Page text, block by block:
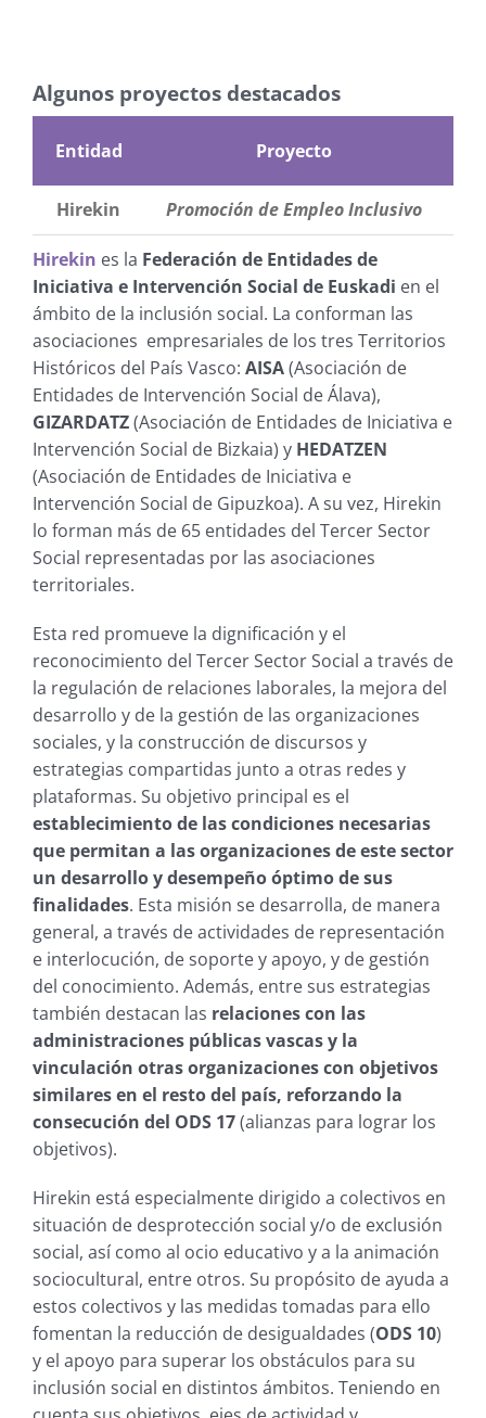
Algunos proyectos destacados
Entidad Proyecto
Hirekin Promoción de Empleo Inclusivo
Hirekin es la Federación de Entidades de
Iniciativa e Intervención Social de Euskadi en el
ámbito de la inclusión social. La conforman las
asociaciones empresariales de los tres Territorios
Históricos del País Vasco: AISA(Asociación de
Entidades de Intervención Social de Álava),
GIZARDATZ(Asociación de Entidades de Iniciativa e
Intervención Social de Bizkaia) y HEDATZEN
(Asociación de Entidades de Iniciativa e
Intervención Social de Gipuzkoa). A su vez, Hirekin
lo forman más de 65 entidades del Tercer Sector
Social representadas por las asociaciones
territoriales.
Esta red promueve la dignificación y el
reconocimiento del Tercer Sector Social a través de
la regulación de relaciones laborales, la mejora del
desarrollo y de la gestión de las organizaciones
sociales, y la construcción de discursos y
estrategias compartidas junto a otras redes y
plataformas. Su objetivo principal es el
establecimiento de las condiciones necesarias
que permitan a las organizaciones de este sector
un desarrollo y desempeño óptimo de sus
finalidades. Esta misión se desarrolla, de manera
general, a través de actividades de representación
e interlocución, de soporte y apoyo, y de gestión
del conocimiento. Además, entre sus estrategias
también destacan las relaciones con las
administraciones públicas vascas y la
vinculación otras organizaciones con objetivos
similares en el resto del país, reforzando la
consecución del ODS 17(alianzas para lograr los
objetivos).
Hirekin está especialmente dirigido a colectivos en
situación de desprotección social y/o de exclusión
social, así como al ocio educativo y a la animación
sociocultural, entre otros. Su propósito de ayuda a
estos colectivos y las medidas tomadas para ello
fomentan la reducción de desigualdades (ODS 10)
y el apoyo para superar los obstáculos para su
inclusión social en distintos ámbitos. Teniendo en